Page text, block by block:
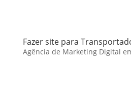
Fazer site para
Agência de Marketing Digital